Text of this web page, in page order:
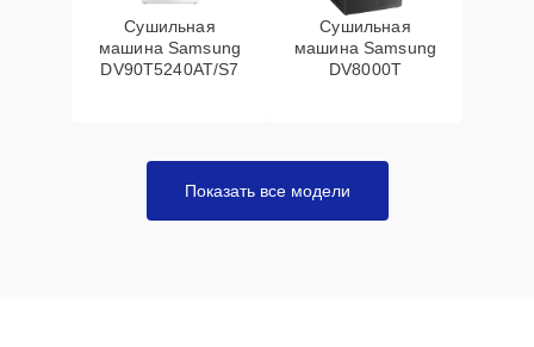
Сушильная
машина Samsung
DV90T5240AT/S7
Сушильная
машина Samsung
DV8000T
Показать все модели